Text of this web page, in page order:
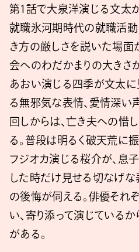
第1話で大泉洋演じる文太が
就職氷河期時代の就職活動
き方の厳しさを説いた場面
会へのわだかまりの大きさ
あおい演じる四季が文太
る無邪気な表情、愛情深い
回しからは、亡き夫への惜
る。普段は明るく破天荒に
フジオカ演じる桜介が、息
した時だけ見せる切なげ
の後悔が伺える。俳優それ
い、寄り添って演じている
がある。